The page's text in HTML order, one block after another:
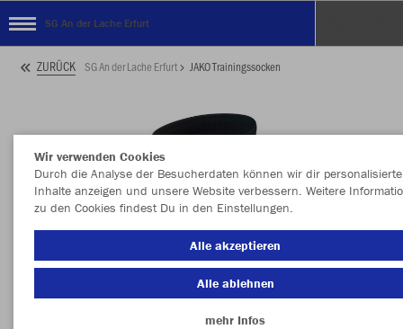
SG An der Lache Erfurt
ZURÜCK SG An der Lache Erfurt JAKO Trainingssocken
Wir verwenden Cookies
Durch die Analyse der Besucherdaten können wir dir personalisierte
Inhalte anzeigen und unsere Website verbessern. Weitere
zu den Cookies findest Du in den Einstellungen.
Alle akzeptieren
Alle ablehnen
mehr Infos